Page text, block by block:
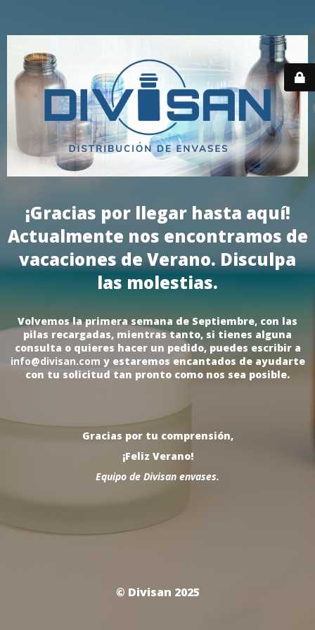
¡Gracias por llegar hasta aquí!
Actualmente nos encontramos de
vacaciones de Verano. Disculpa
las molestias.
Volvemos la primera semana de Septiembre, con las
pilas recargadas, mientras tanto, si tienes alguna
consulta o quieres hacer un pedido, puedes escribir a
info@divisan.com y estaremos encantados de ayudarte
con tu solicitud tan pronto como nos sea posible.
Gracias por tu comprensión,
¡Feliz Verano!
Equipo de Divisan envases.
© Divisan 2025